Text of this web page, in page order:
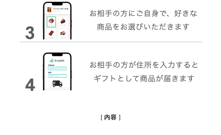
内容